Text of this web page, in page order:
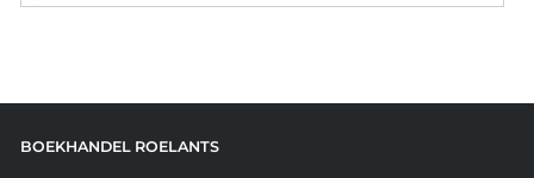
BOEKHANDEL ROELANTS